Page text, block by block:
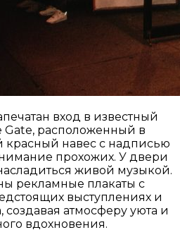
вход в известный
Gate, расположенный в
красный навес с надписью
прохожих. У двери
живой музыкой.
рекламные плакаты с
выступлениях и
создавая атмосферу уюта и
вдохновения.